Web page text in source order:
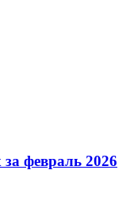
февраль 2026